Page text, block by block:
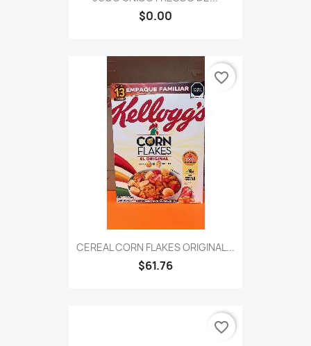
$0.00
CEREAL CORN FLAKES ORIGINAL...
$61.76
favorite_border
favorite_border